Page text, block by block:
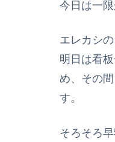
今日は一
エレカシ
明日は看
め、その
す。
そろそろ